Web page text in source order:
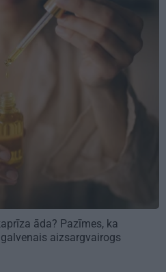
āda? Pazīmes, ka
aizsargvairogs